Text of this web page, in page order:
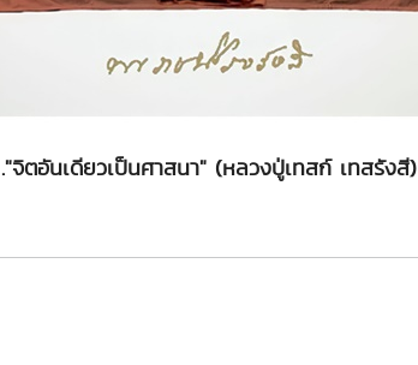
."จิตอันเดียวเป็นศาสนา" (หลวงปู่เทสก์ เทสรังสี)